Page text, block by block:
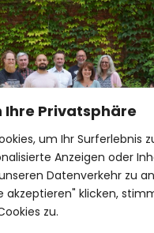
Ihre Privatsphäre
um Ihr Surferlebnis
Anzeigen oder
Datenverkehr zu
akzeptieren" klicken,
zu.freut sich auf Sie!